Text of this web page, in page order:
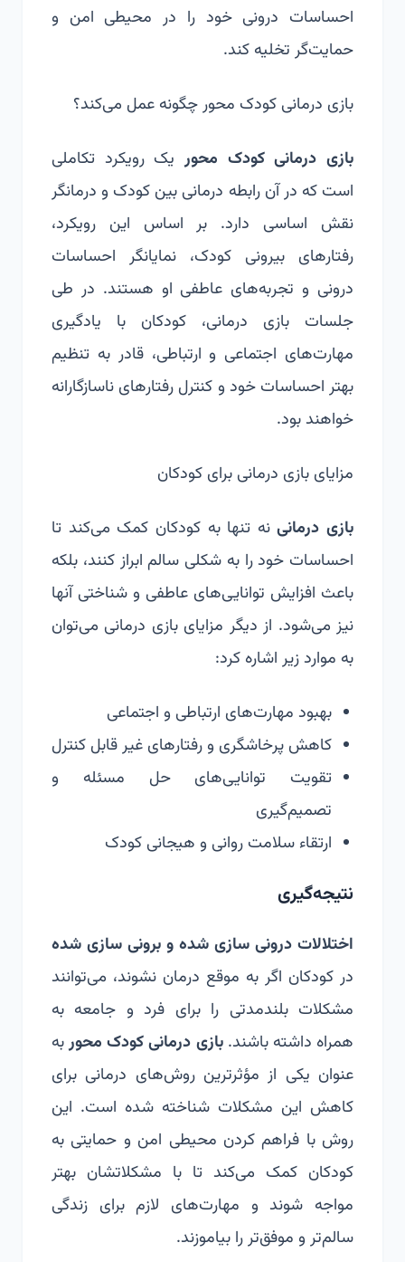
احساسات درونی خود را در محیطی امن و
حمایت‌گر تخلیه کند.
بازی درمانی کودک محور چگونه عمل می‌کند؟
بازی درمانی کودک محوریک رویکرد تکاملی
است که در آن رابطه درمانی بین کودک و درمانگر
نقش اساسی دارد. بر اساس این رویکرد،
رفتارهای بیرونی کودک، نمایانگر احساسات
درونی و تجربه‌های عاطفی او هستند. در طی
جلسات بازی درمانی، کودکان با یادگیری
مهارت‌های اجتماعی و ارتباطی، قادر به تنظیم
بهتر احساسات خود و کنترل رفتارهای ناسازگارانه
خواهند بود.
مزایای بازی درمانی برای کودکان
بازی درمانینه تنها به کودکان کمک می‌کند تا
احساسات خود را به شکلی سالم ابراز کنند، بلکه
باعث افزایش توانایی‌های عاطفی و شناختی آنها
نیز می‌شود. از دیگر مزایای بازی درمانی می‌توان
به موارد زیر اشاره کرد:
بهبود مهارت‌های ارتباطی و اجتماعی
کاهش پرخاشگری و رفتارهای غیر قابل کنترل
تقویت توانایی‌های حل مسئله و
تصمیم‌گیری
ارتقاء سلامت روانی و هیجانی کودک
نتیجه‌گیری
اختلالات درونی سازی شده و برونی سازی شده
در کودکان اگر به موقع درمان نشوند، می‌توانند
مشکلات بلندمدتی را برای فرد و جامعه به
همراه داشته باشند.بازی درمانی کودک محوربه
عنوان یکی از مؤثرترین روش‌های درمانی برای
کاهش این مشکلات شناخته شده است. این
روش با فراهم کردن محیطی امن و حمایتی به
کودکان کمک می‌کند تا با مشکلاتشان بهتر
مواجه شوند و مهارت‌های لازم برای زندگی
سالم‌تر و موفق‌تر را بیاموزند.